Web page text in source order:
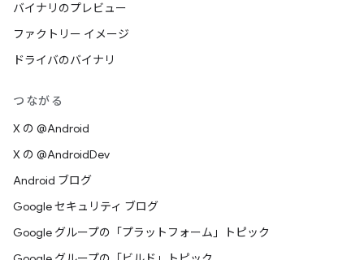
バイナリのプレビュー
ファクトリー イメージ
ドライバのバイナリ
つながる
X の @Android
X の @AndroidDev
Android ブログ
Google セキュリティ ブログ
Google グループの「プラットフォーム」トピック